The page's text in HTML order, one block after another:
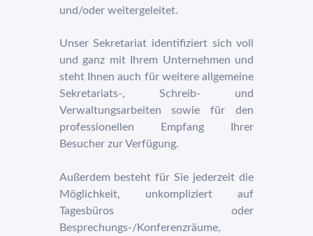
und/oder weitergeleitet.
Unser Sekretariat identifiziert sich voll
und ganz mit Ihrem Unternehmen und
steht Ihnen auch für weitere allgemeine
Sekretariats-, Schreib- und
Verwaltungsarbeiten sowie für den
professionellen Empfang Ihrer
Besucher zur Verfügung.
Außerdem besteht für Sie jederzeit die
Möglichkeit, unkompliziert auf
Tagesbüros oder
Besprechungs-/Konferenzräume,